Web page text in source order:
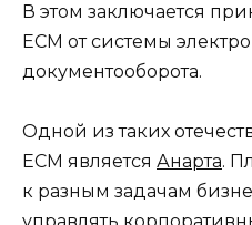
В этом заключается
ЕСМ от системы
документооборота.
Одной из таких
ЕСМ является Анарта.
к разным задачам